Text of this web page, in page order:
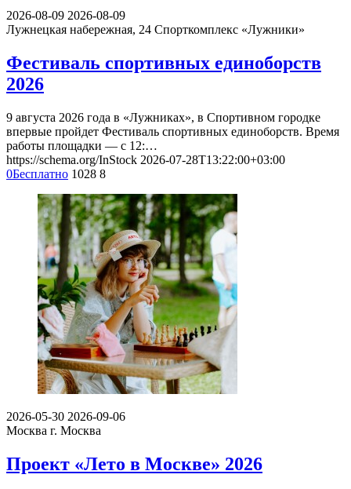
2026-08-09 2026-08-09
Лужнецкая набережная, 24 Спорткомплекс «Лужники»
Фестиваль спортивных единоборств
2026
9 августа 2026 года в «Лужниках», в Спортивном городке
впервые пройдет Фестиваль спортивных единоборств. Время
работы площадки — с 12:…
https://schema.org/InStock 2026-07-28T13:22:00+03:00
0Бесплатно 1028 8
2026-05-30 2026-09-06
Москва г. Москва
Проект «Лето в Москве» 2026